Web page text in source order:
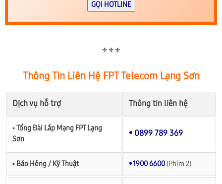
GỌI HOTLINE
⚜️⚜️⚜️
Thông Tin Liên Hệ FPT Telecom Lạng Sơn
Dịch vụ hỗ trợ Thông tin liên hệ
▪︎ Tổng Đài Lắp Mạng FPT Lạng
Sơn
• 0899 789 369
▪︎ Báo Hỏng / Kỹ Thuật • 1900 6600 (Phím 2)